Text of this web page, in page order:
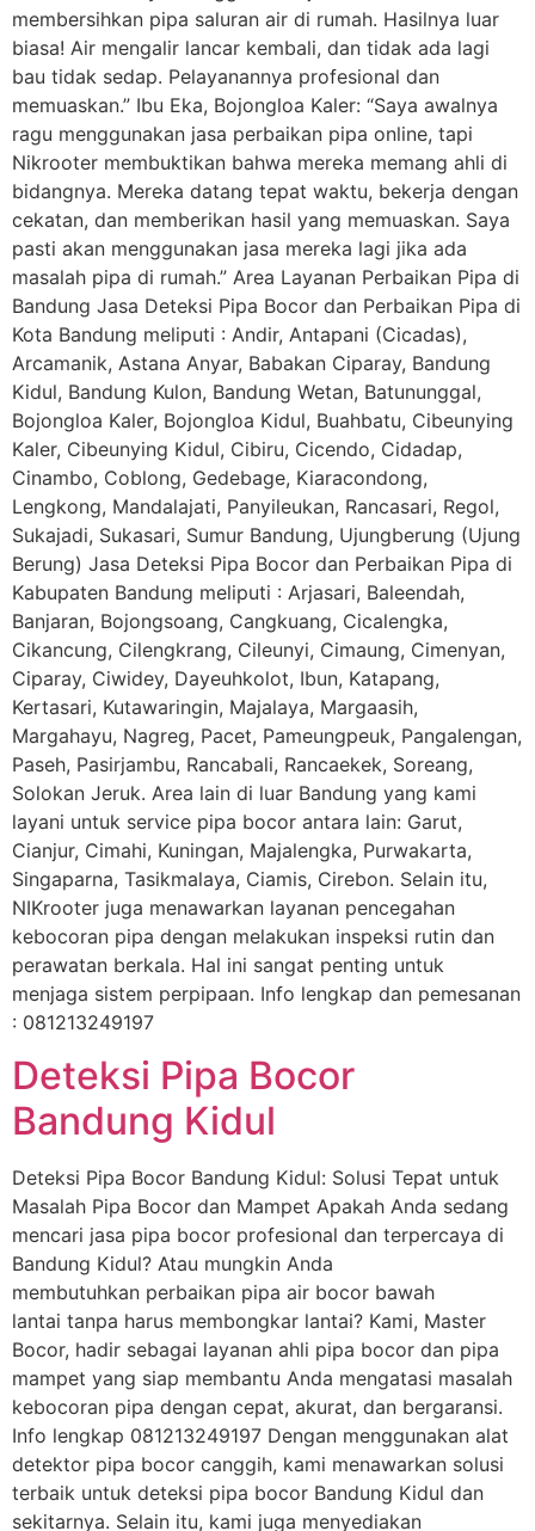
membersihkan pipa saluran air di rumah. Hasilnya luar
biasa! Air mengalir lancar kembali, dan tidak ada lagi
bau tidak sedap. Pelayanannya profesional dan
memuaskan.” Ibu Eka, Bojongloa Kaler: “Saya awalnya
ragu menggunakan jasa perbaikan pipa online, tapi
Nikrooter membuktikan bahwa mereka memang ahli di
bidangnya. Mereka datang tepat waktu, bekerja dengan
cekatan, dan memberikan hasil yang memuaskan. Saya
pasti akan menggunakan jasa mereka lagi jika ada
masalah pipa di rumah.” Area Layanan Perbaikan Pipa di
Bandung Jasa Deteksi Pipa Bocor dan Perbaikan Pipa di
Kota Bandung meliputi : Andir, Antapani (Cicadas),
Arcamanik, Astana Anyar, Babakan Ciparay, Bandung
Kidul, Bandung Kulon, Bandung Wetan, Batununggal,
Bojongloa Kaler, Bojongloa Kidul, Buahbatu, Cibeunying
Kaler, Cibeunying Kidul, Cibiru, Cicendo, Cidadap,
Cinambo, Coblong, Gedebage, Kiaracondong,
Lengkong, Mandalajati, Panyileukan, Rancasari, Regol,
Sukajadi, Sukasari, Sumur Bandung, Ujungberung (Ujung
Berung) Jasa Deteksi Pipa Bocor dan Perbaikan Pipa di
Kabupaten Bandung meliputi : Arjasari, Baleendah,
Banjaran, Bojongsoang, Cangkuang, Cicalengka,
Cikancung, Cilengkrang, Cileunyi, Cimaung, Cimenyan,
Ciparay, Ciwidey, Dayeuhkolot, Ibun, Katapang,
Kertasari, Kutawaringin, Majalaya, Margaasih,
Margahayu, Nagreg, Pacet, Pameungpeuk, Pangalengan,
Paseh, Pasirjambu, Rancabali, Rancaekek, Soreang,
Solokan Jeruk. Area lain di luar Bandung yang kami
layani untuk service pipa bocor antara lain: Garut,
Cianjur, Cimahi, Kuningan, Majalengka, Purwakarta,
Singaparna, Tasikmalaya, Ciamis, Cirebon. Selain itu,
NIKrooter juga menawarkan layanan pencegahan
kebocoran pipa dengan melakukan inspeksi rutin dan
perawatan berkala. Hal ini sangat penting untuk
menjaga sistem perpipaan. Info lengkap dan pemesanan
: 081213249197
Deteksi Pipa Bocor
Bandung Kidul
Deteksi Pipa Bocor Bandung Kidul: Solusi Tepat untuk
Masalah Pipa Bocor dan Mampet Apakah Anda sedang
mencari jasa pipa bocor profesional dan terpercaya di
Bandung Kidul? Atau mungkin Anda
membutuhkan perbaikan pipa air bocor bawah
lantai tanpa harus membongkar lantai? Kami, Master
Bocor, hadir sebagai layanan ahli pipa bocor dan pipa
mampet yang siap membantu Anda mengatasi masalah
kebocoran pipa dengan cepat, akurat, dan bergaransi.
Info lengkap 081213249197 Dengan menggunakan alat
detektor pipa bocor canggih, kami menawarkan solusi
terbaik untuk deteksi pipa bocor Bandung Kidul dan
sekitarnya. Selain itu, kami juga menyediakan